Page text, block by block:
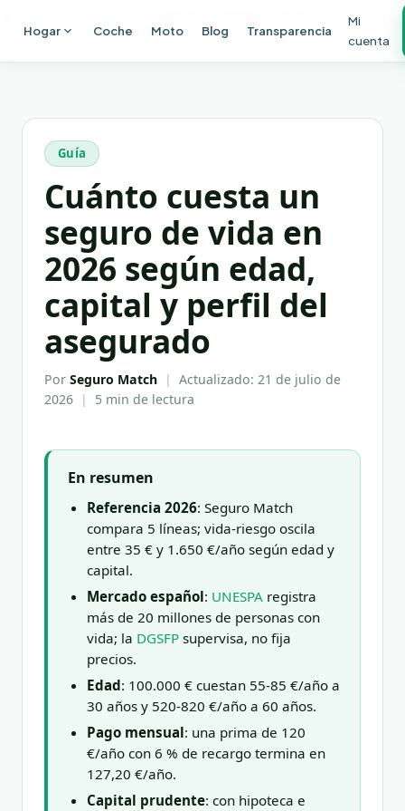
Hogar Coche Moto Blog Transparencia
Mi
cuenta
Guía
Cuánto cuesta un
seguro de vida en
2026 según edad,
capital y perfil del
asegurado
Por Seguro Match | Actualizado: 21 de julio de
2026 | 5 min de lectura
En resumen
Referencia 2026: Seguro Match
compara 5 líneas; vida-riesgo oscila
entre 35 € y 1.650 €/año según edad y
capital.
Mercado español: UNESPAregistra
más de 20 millones de personas con
vida; la DGSFPsupervisa, no fija
precios.
Edad: 100.000 € cuestan 55-85 €/año a
30 años y 520-820 €/año a 60 años.
Pago mensual: una prima de 120
€/año con 6 % de recargo termina en
127,20 €/año.
Capital prudente: con hipoteca e